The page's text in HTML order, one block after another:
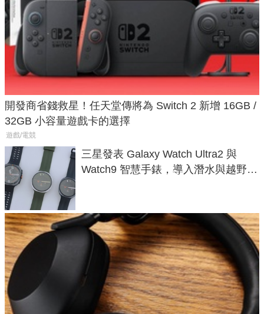
開發商省錢救星！任天堂傳將為 Switch 2 新增 16GB /
32GB 小容量遊戲卡的選擇
遊戲/電競
三星發表 Galaxy Watch Ultra2 與
Watch9 智慧手錶，導入潛水與越野跑